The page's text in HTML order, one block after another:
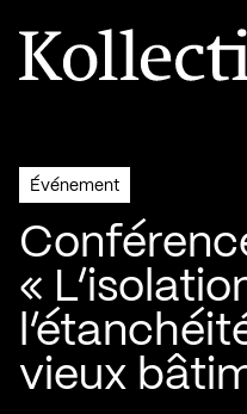
Aller à la page d'accueil
Logo Kollectif
Événement
«
vieux